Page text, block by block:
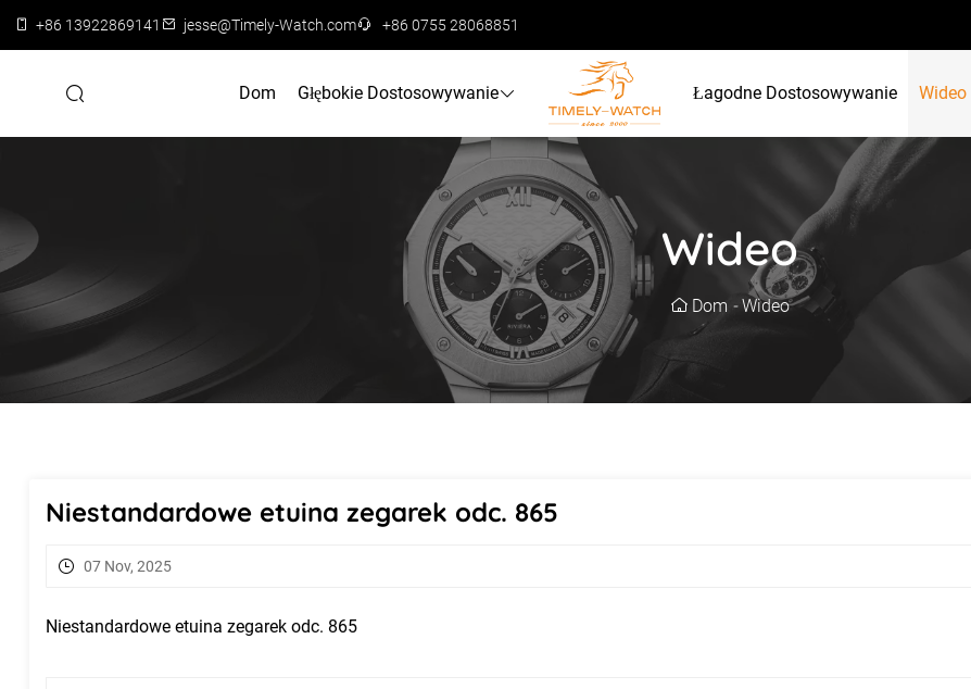
+86 13922869141 jesse@Timely-Watch.com +86 0755 28068851
Dom Głębokie Dostosowywanie Łagodne Dostosowywanie Wideo
Wideo
Dom - Wideo
Niestandardowe etuina zegarek odc. 865
07 Nov, 2025
Niestandardowe etuina zegarek odc. 865